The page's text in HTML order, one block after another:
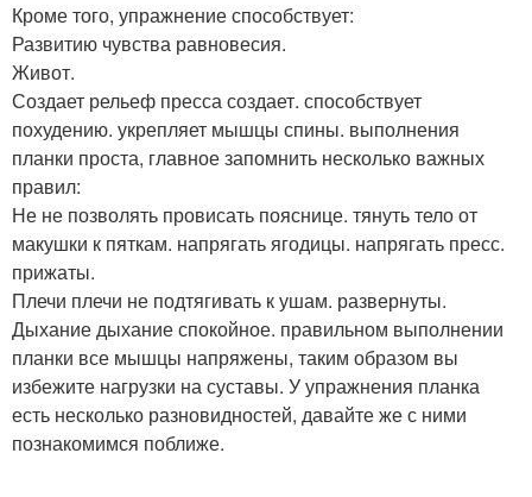
Кроме того, упражнение способствует:
Развитию чувства равновесия.
Живот.
Создает рельеф пресса создает. способствует
похудению. укрепляет мышцы спины. выполнения
планки проста, главное запомнить несколько важных
правил:
Не не позволять провисать пояснице. тянуть тело от
макушки к пяткам. напрягать ягодицы. напрягать пресс.
прижаты.
Плечи плечи не подтягивать к ушам. развернуты.
Дыхание дыхание спокойное. правильном выполнении
планки все мышцы напряжены, таким образом вы
избежите нагрузки на суставы. У упражнения планка
есть несколько разновидностей, давайте же с ними
познакомимся поближе.